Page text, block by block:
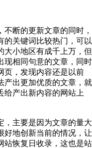
断的更新文章的同时，
的关键词比较热门，可以
大小地区有成千上万，但
现相同句意的文章，同时
页，发现内容还是以前
产出更加优质的文章，就
给产出新内容的网站上
主要是因为文章的量大
好地创新当前的情况，让
站恢复日收录，这也是站